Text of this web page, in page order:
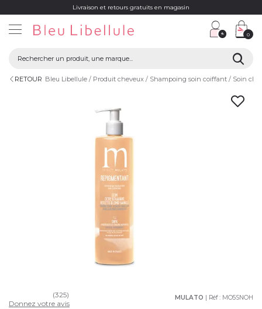
Livraison et retours gratuits en magasin
0
RETOUR Bleu Libellule Produit cheveux Shampoing soin coiffant Soin
MULATO | Réf : MO5SNOH
(325)
Donnez votre avis